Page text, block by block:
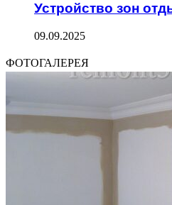
Устройство зон
09.09.2025
ФОТОГАЛЕРЕЯ